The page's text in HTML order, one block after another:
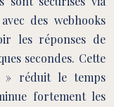
des webhooks
les réponses de
secondes. Cette
» réduit le temps
fortement les